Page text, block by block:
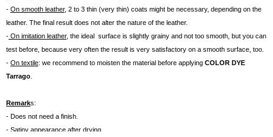
- On smooth leather, 2 to 3 thin (very thin) coats might be necessary, depending on the
leather. The final result does not alter the nature of the leather.
- On imitation leather, the ideal surface is slightly grainy and not too smooth, but you can
test before, because very often the result is very satisfactory on a smooth surface, too.
- On textile: we recommend to moisten the material before applying COLOR DYE
Tarrago
Remarks:
- Does not need a finish.
- Satiny appearance after drying.